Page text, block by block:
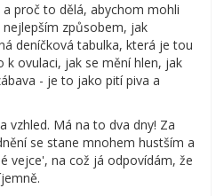
proč to dělá, abychom mohli
způsobem, jak
deníčková tabulka, která je tou
ovulaci, jak se mění hlen, jak
- je to jako pití piva a
vzhled. Má na to dva dny! Za
se stane mnohem hustším a
vejce', na což já odpovídám, že